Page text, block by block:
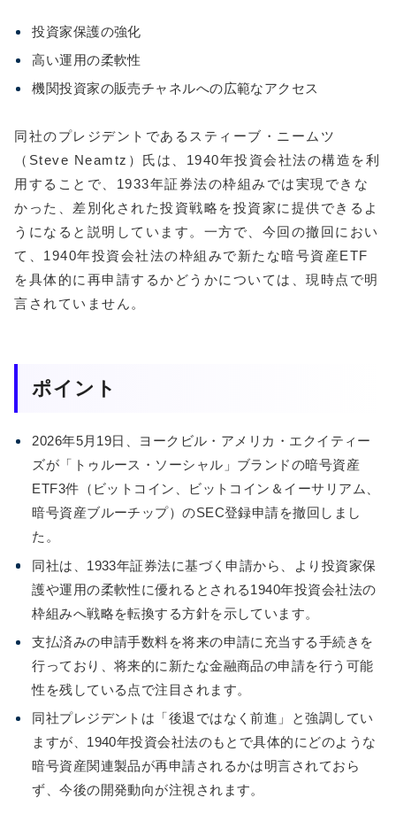
投資家保護の強化
高い運用の柔軟性
機関投資家の販売チャネルへの広範なアクセス
同社のプレジデントであるスティーブ・ニームツ
（Steve Neamtz）氏は、1940年投資会社法の構造を利
用することで、1933年証券法の枠組みでは実現できな
かった、差別化された投資戦略を投資家に提供できるよ
うになると説明しています。一方で、今回の撤回におい
て、1940年投資会社法の枠組みで新たな暗号資産ETF
を具体的に再申請するかどうかについては、現時点で明
言されていません。
ポイント
2026年5月19日、ヨークビル・アメリカ・エクイティー
ズが「トゥルース・ソーシャル」ブランドの暗号資産
ETF3件（ビットコイン、ビットコイン＆イーサリアム、
暗号資産ブルーチップ）のSEC登録申請を撤回しまし
た。
同社は、1933年証券法に基づく申請から、より投資家保
護や運用の柔軟性に優れるとされる1940年投資会社法の
枠組みへ戦略を転換する方針を示しています。
支払済みの申請手数料を将来の申請に充当する手続きを
行っており、将来的に新たな金融商品の申請を行う可能
性を残している点で注目されます。
同社プレジデントは「後退ではなく前進」と強調してい
ますが、1940年投資会社法のもとで具体的にどのような
暗号資産関連製品が再申請されるかは明言されておら
ず、今後の開発動向が注視されます。